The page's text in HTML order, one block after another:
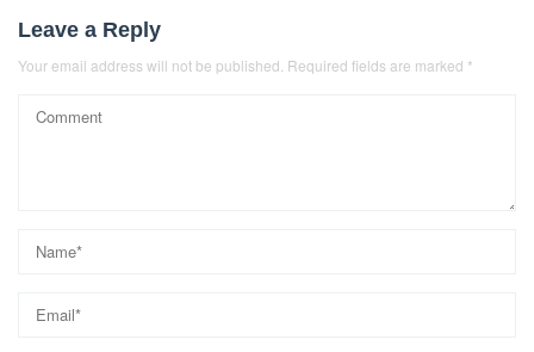
Leave a Reply
Your email address will not be published. Required fields are marked *